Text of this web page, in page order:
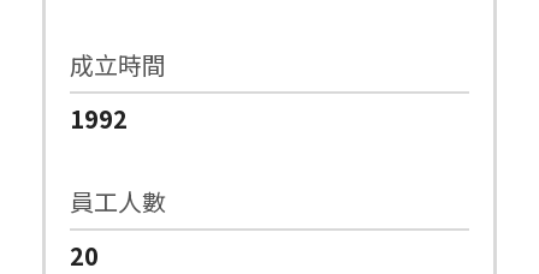
成立時間
1992
員工人數
20